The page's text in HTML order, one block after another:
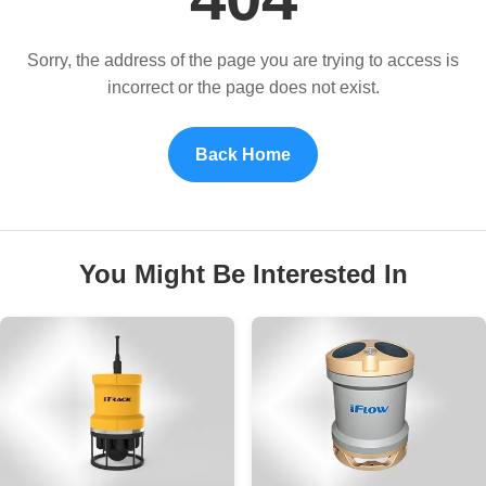
Sorry, the address of the page you are trying to access is
incorrect or the page does not exist.
Back Home
You Might Be Interested In